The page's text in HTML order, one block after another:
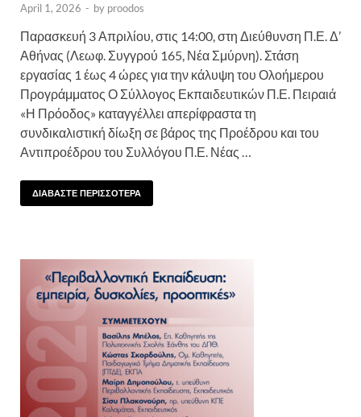
April 1, 2026 - by proodos
Παρασκευή 3 Απριλίου, στις 14:00, στη Διεύθυνση Π.Ε. Δ’
Αθήνας (Λεωφ. Συγγρού 165, Νέα Σμύρνη). Στάση
εργασίας 1 έως 4 ώρες για την κάλυψη του Ολοήμερου
Προγράμματος Ο Σύλλογος Εκπαιδευτικών Π.Ε. Πειραιά
«Η Πρόοδος» καταγγέλλει απερίφραστα τη
συνδικαλιστική δίωξη σε βάρος της Προέδρου και του
Αντιπροέδρου του Συλλόγου Π.Ε. Νέας …
ΔΙΑΒΑΣΤΕ ΠΕΡΙΣΣΟΤΕΡΑ